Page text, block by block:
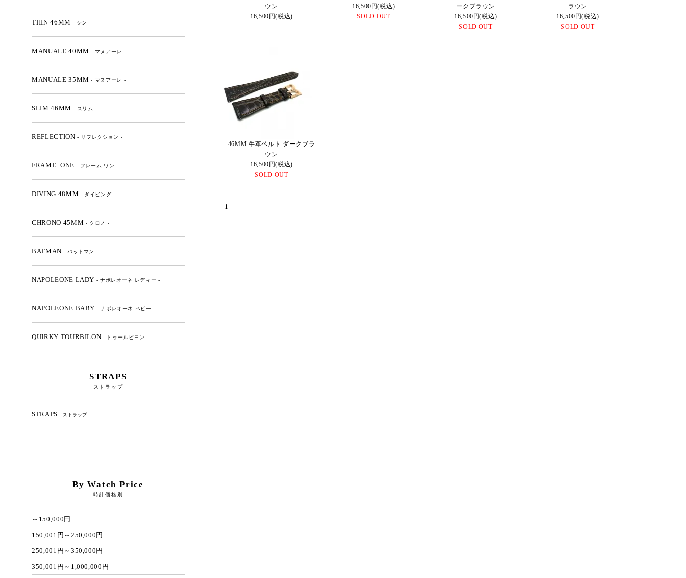
ウン
16,500円(税込)
16,500円(税込)
SOLD OUT
ークブラウン
16,500円(税込)
SOLD OUT
ラウン
16,500円(税込)
SOLD OUT
46MM 牛革ベルト ダークブラ
ウン
16,500円(税込)
SOLD OUT
1
THIN 46MM - シン -
MANUALE 40MM- マヌアーレ -
MANUALE 35MM- マヌアーレ -
SLIM 46MM - スリム -
REFLECTION- リフレクション -
FRAME_ONE - フレーム ワン -
DIVING 48MM - ダイビング -
CHRONO 45MM - クロノ -
BATMAN - バットマン -
NAPOLEONE LADY - ナポレオーネ レディー -
NAPOLEONE BABY - ナポレオーネ ベビー -
QUIRKY TOURBILON- トゥールビヨン -
STRAPS
ストラップ
STRAPS - ストラップ -
By Watch Price
時計価格別
～150,000円
150,001円～250,000円
250,001円～350,000円
350,001円～1,000,000円